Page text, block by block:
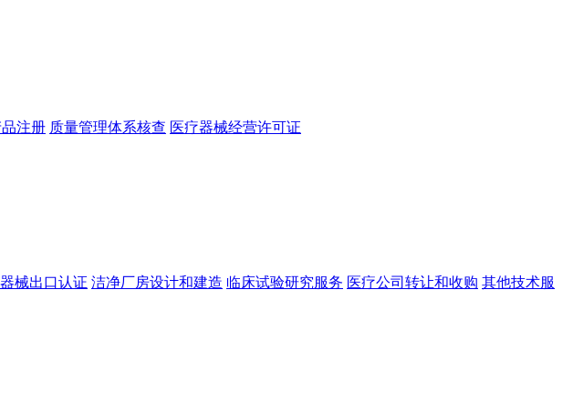
注册 质量管理体系核查 医疗器械经营许可证
械出口认证 洁净厂房设计和建造 临床试验研究服务 医疗公司转让和收购 其他技术服